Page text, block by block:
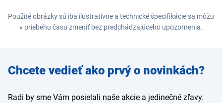
Použité obrázky sú iba ilustratívne a technické špecifikácie sa môžu
v priebehu času zmeniť bez predchádzajúceho upozornenia.
Zadajte
e-mail
Chcete vedieť ako prvý o novinkách?
Radi by sme Vám posielali naše akcie a jedinečné zľavy.